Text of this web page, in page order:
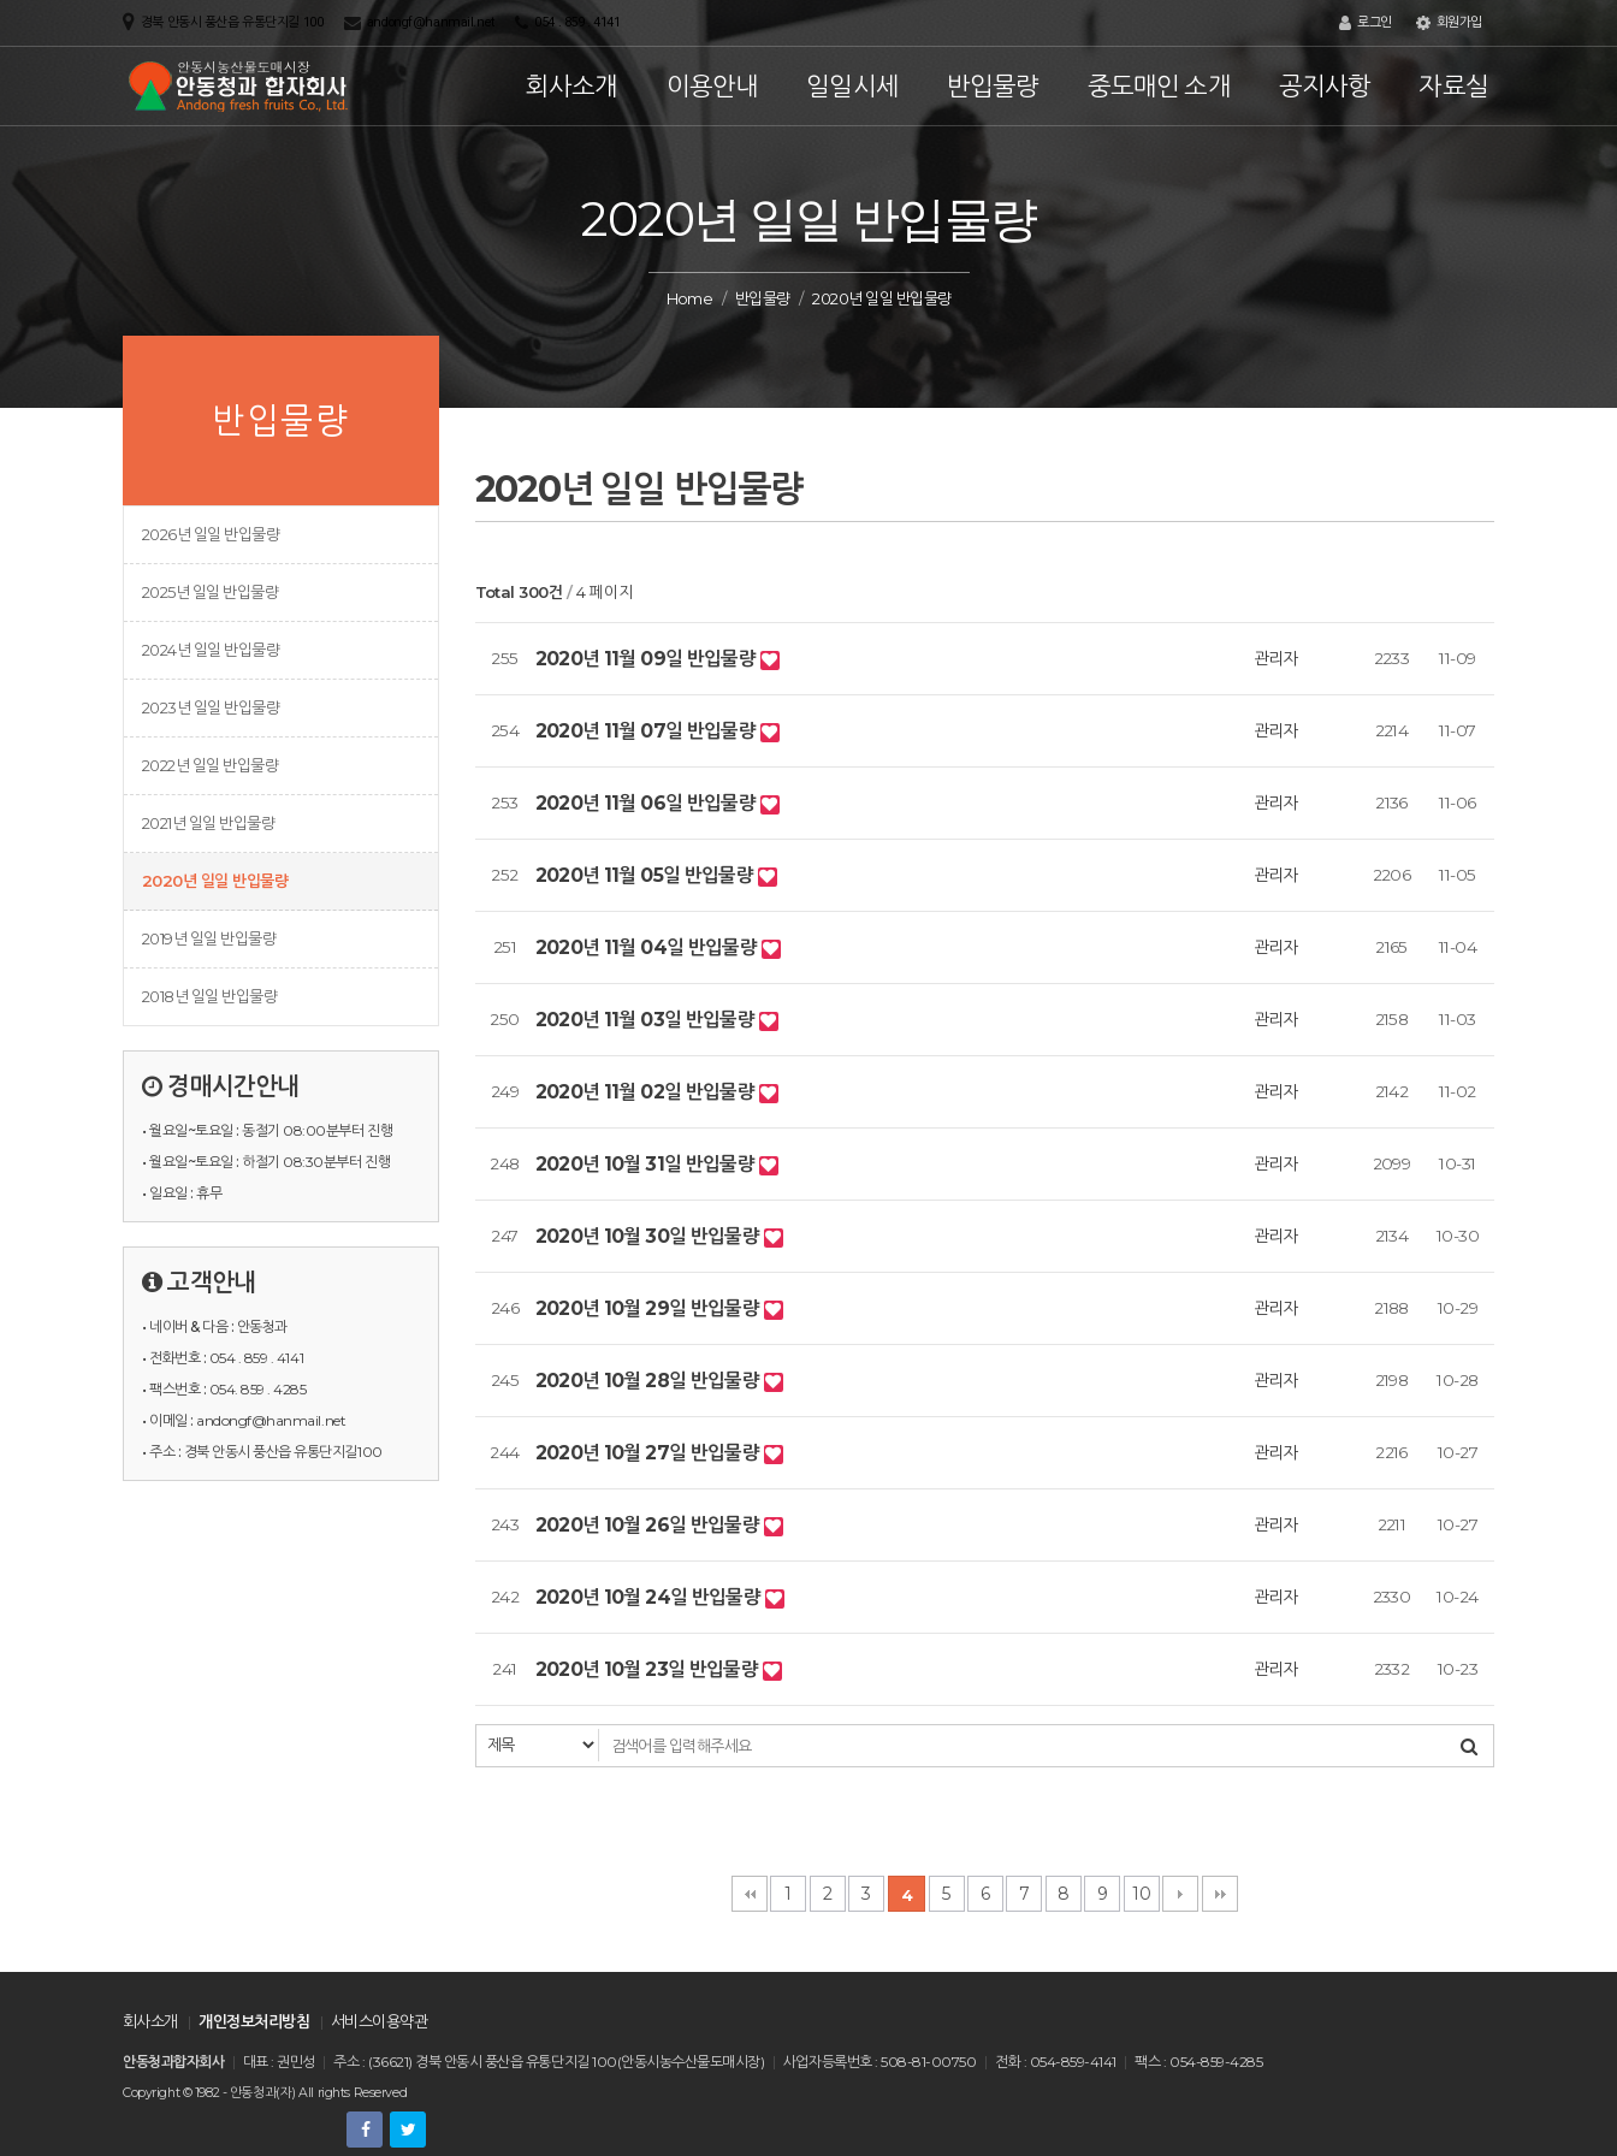
경북 안동시 풍산읍 유통단지길 100 andongf@hanmail.net 054 . 859 . 4141 로그인 회원가입
회사소개 이용안내 일일시세 반입물량 중도매인 소개 공지사항 자료실
2020년 일일 반입물량
Home 반입물량 2020년 일일 반입물량
반입물량
2026년 일일 반입물량
2025년 일일 반입물량
2024년 일일 반입물량
2023년 일일 반입물량
2022년 일일 반입물량
2021년 일일 반입물량
2020년 일일 반입물량
2019년 일일 반입물량
2018년 일일 반입물량
경매시간안내
• 월요일~토요일 : 동절기 08:00분부터 진행
• 월요일~토요일 : 하절기 08:30분부터 진행
• 일요일 : 휴무
고객안내
• 네이버 & 다음 : 안동청과
• 전화번호 : 054 . 859 . 4141
• 팩스번호 : 054. 859 . 4285
• 이메일 : andongf@hanmail.net
• 주소 : 경북 안동시 풍산읍 유통단지길100
2020년 일일 반입물량
Total 300건 4 페이지
255 2020년 11월 09일 반입물량 관리자 2233 11-09
254 2020년 11월 07일 반입물량 관리자 2214 11-07
253 2020년 11월 06일 반입물량 관리자 2136 11-06
252 2020년 11월 05일 반입물량 관리자 2206 11-05
251 2020년 11월 04일 반입물량 관리자 2165 11-04
250 2020년 11월 03일 반입물량 관리자 2158 11-03
249 2020년 11월 02일 반입물량 관리자 2142 11-02
248 2020년 10월 31일 반입물량 관리자 2099 10-31
247 2020년 10월 30일 반입물량 관리자 2134 10-30
246 2020년 10월 29일 반입물량 관리자 2188 10-29
245 2020년 10월 28일 반입물량 관리자 2198 10-28
244 2020년 10월 27일 반입물량 관리자 2216 10-27
243 2020년 10월 26일 반입물량 관리자 2211 10-27
242 2020년 10월 24일 반입물량 관리자 2330 10-24
241 2020년 10월 23일 반입물량 관리자 2332 10-23
1 2 3 4 5 6 7 8 9 10
회사소개 개인정보처리방침 서비스이용약관
안동청과합자회사 대표 : 권민성 주소 : (36621) 경북 안동시 풍산읍 유통단지길 100(안동시농수산물도매시장) 사업자등록번호 : 508-81-00750 전화 : 054-859-4141 팩스 : 054-859-4285
Copyright © 1982 - 안동청과(자) All rights Reserved